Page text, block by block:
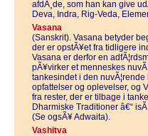
afdÃ¸de, som han kan give
Deva, Indra, Rig-Veda,
Vasana
(Sanskrit). Vasana betyder
der er opstÃ¥et fra tidligere
Vasana er derfor en
pÃ¥virker et menneskes
tankesindet i den
opfattelser og oplevelser, og
fra rester, der er tilbage i
Dharmiske Traditioner â€“
(Se ogsÃ¥ Adwaita).
Vashitva